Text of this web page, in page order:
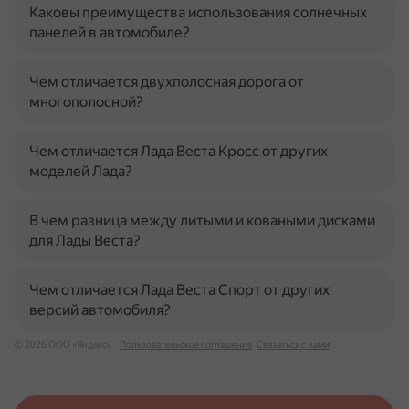
Каковы преимущества использования солнечных
панелей в автомобиле?
Чем отличается двухполосная дорога от
многополосной?
Чем отличается Лада Веста Кросс от других
моделей Лада?
В чем разница между литыми и коваными дисками
для Лады Веста?
Чем отличается Лада Веста Спорт от других
версий автомобиля?
© 2026 ООО «Яндекс» Пользовательское соглашение Связаться с нами